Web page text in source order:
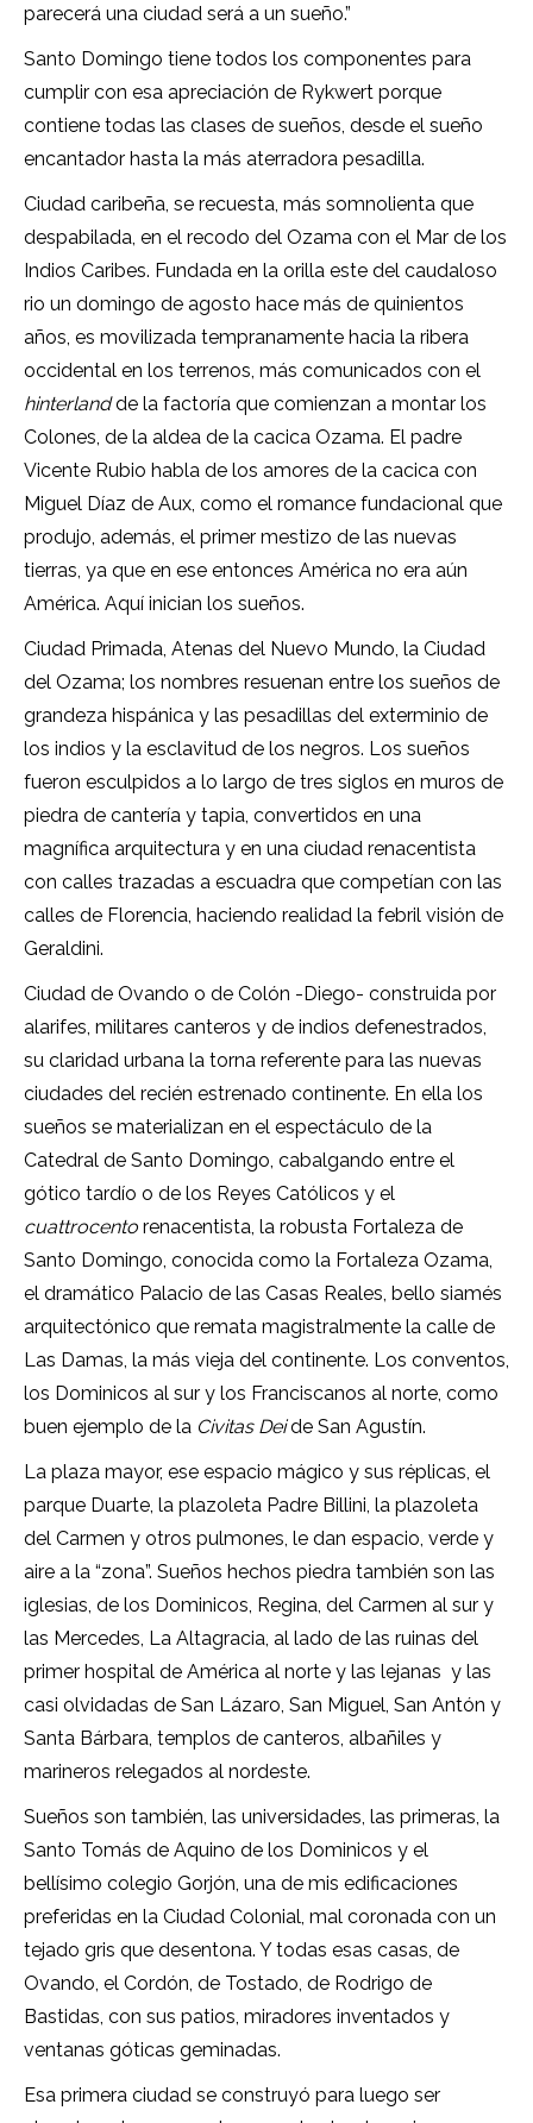
parecerá una ciudad será a un sueño.”
Santo Domingo tiene todos los componentes para
cumplir con esa apreciación de Rykwert porque
contiene todas las clases de sueños, desde el sueño
encantador hasta la más aterradora pesadilla.
Ciudad caribeña, se recuesta, más somnolienta que
despabilada, en el recodo del Ozama con el Mar de los
Indios Caribes. Fundada en la orilla este del caudaloso
rio un domingo de agosto hace más de quinientos
años, es movilizada tempranamente hacia la ribera
occidental en los terrenos, más comunicados con el
hinterlandde la factoría que comienzan a montar los
Colones, de la aldea de la cacica Ozama. El padre
Vicente Rubio habla de los amores de la cacica con
Miguel Díaz de Aux, como el romance fundacional que
produjo, además, el primer mestizo de las nuevas
tierras, ya que en ese entonces América no era aún
América. Aquí inician los sueños.
Ciudad Primada, Atenas del Nuevo Mundo, la Ciudad
del Ozama; los nombres resuenan entre los sueños de
grandeza hispánica y las pesadillas del exterminio de
los indios y la esclavitud de los negros. Los sueños
fueron esculpidos a lo largo de tres siglos en muros de
piedra de cantería y tapia, convertidos en una
magnífica arquitectura y en una ciudad renacentista
con calles trazadas a escuadra que competían con las
calles de Florencia, haciendo realidad la febril visión de
Geraldini.
Ciudad de Ovando o de Colón -Diego- construida por
alarifes, militares canteros y de indios defenestrados,
su claridad urbana la torna referente para las nuevas
ciudades del recién estrenado continente. En ella los
sueños se materializan en el espectáculo de la
Catedral de Santo Domingo, cabalgando entre el
gótico tardío o de los Reyes Católicos y el
cuattrocento renacentista, la robusta Fortaleza de
Santo Domingo, conocida como la Fortaleza Ozama,
el dramático Palacio de las Casas Reales, bello siamés
arquitectónico que remata magistralmente la calle de
Las Damas, la más vieja del continente. Los conventos,
los Dominicos al sur y los Franciscanos al norte, como
buen ejemplo de la Civitas Deide San Agustín.
La plaza mayor, ese espacio mágico y sus réplicas, el
parque Duarte, la plazoleta Padre Billini, la plazoleta
del Carmen y otros pulmones, le dan espacio, verde y
aire a la “zona”. Sueños hechos piedra también son las
iglesias, de los Dominicos, Regina, del Carmen al sur y
las Mercedes, La Altagracia, al lado de las ruinas del
primer hospital de América al norte y las lejanas y las
casi olvidadas de San Lázaro, San Miguel, San Antón y
Santa Bárbara, templos de canteros, albañiles y
marineros relegados al nordeste.
Sueños son también, las universidades, las primeras, la
Santo Tomás de Aquino de los Dominicos y el
bellísimo colegio Gorjón, una de mis edificaciones
preferidas en la Ciudad Colonial, mal coronada con un
tejado gris que desentona. Y todas esas casas, de
Ovando, el Cordón, de Tostado, de Rodrigo de
Bastidas, con sus patios, miradores inventados y
ventanas góticas geminadas.
Esa primera ciudad se construyó para luego ser